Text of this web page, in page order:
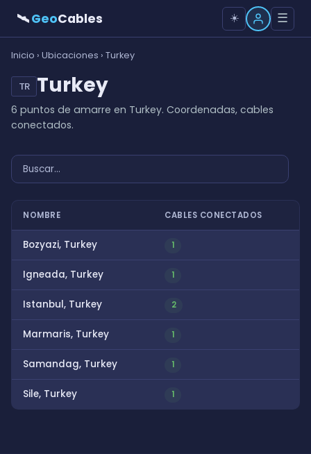
🛰GeoCables ☀️ ☰
Inicio › Ubicaciones › Turkey
TR Turkey
6 puntos de amarre en Turkey. Coordenadas, cables
conectados.
NOMBRE CABLES CONECTADOS
Bozyazi, Turkey 1
Igneada, Turkey 1
Istanbul, Turkey 2
Marmaris, Turkey 1
Samandag, Turkey 1
Sile, Turkey 1